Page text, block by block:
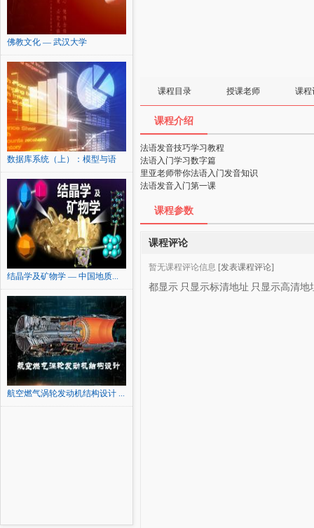
佛教文化 — 武汉大学
数据库系统（上）：模型与语
言...
结晶学及矿物学 — 中国地质...
航空燃气涡轮发动机结构设计 ...
课程目录 授课老师 课程
课程介绍
法语发音技巧学习教程
法语入门学习数字篇
里亚老师带你法语入门发音知识
法语发音入门第一课
课程参数
课程评论
暂无课程评论信息 [发表课程评论]
都显示 只显示标清地址 只显示高清地